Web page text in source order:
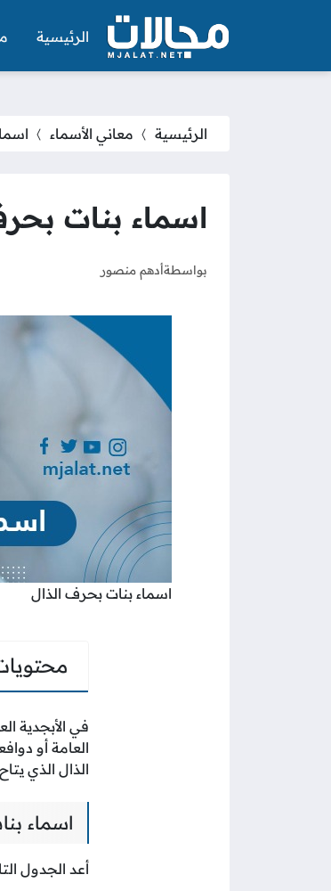
الرئيسية
الرئيسية معاني الأسماء اسماء
اسماء بنات بحرف الذال
بواسطةأدهم منصور
اسماء بنات بحرف الذال
في الأبجدية
العامة أو
الذال الذي
اسماء بنات
أعد الجدول